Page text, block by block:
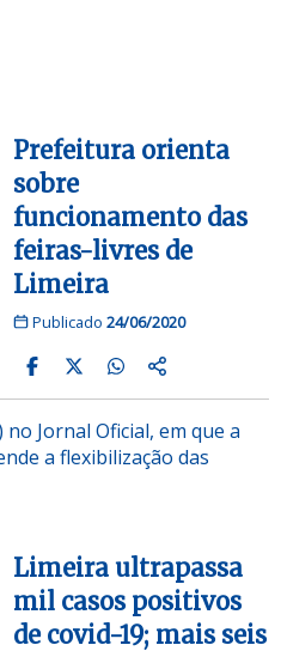
Prefeitura orienta
sobre
funcionamento das
feiras-livres de
Limeira
Publicado 24/06/2020
Jornal Oficial, em que a
a flexibilização das
Limeira ultrapassa
mil casos positivos
de covid-19; mais seis